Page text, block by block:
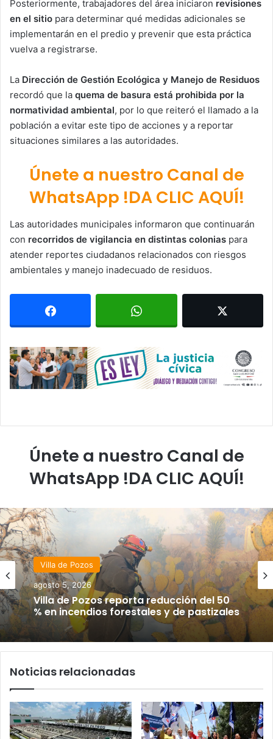
Posteriormente, trabajadores del área iniciaron revisiones
en el sitio para determinar qué medidas adicionales se
implementarán en el predio y prevenir que esta práctica
vuelva a registrarse.
La Dirección de Gestión Ecológica y Manejo de Residuos
recordó que la quema de basura está prohibida por la
normatividad ambiental, por lo que reiteró el llamado a la
población a evitar este tipo de acciones y a reportar
situaciones similares a las autoridades.
Únete a nuestro Canal de
WhatsApp !DA CLIC AQUÍ!
Las autoridades municipales informaron que continuarán
con recorridos de vigilancia en distintas colonias para
atender reportes ciudadanos relacionados con riesgos
ambientales y manejo inadecuado de residuos.
Únete a nuestro Canal de
WhatsApp !DA CLIC AQUÍ!
Villa de Pozos
agosto 5, 2026
Villa de Pozos reporta reducción del 50
% en incendios forestales y de pastizales
Noticias relacionadas